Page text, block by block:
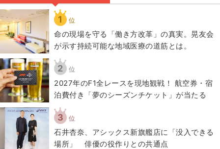
1 位
​命の現場を守る「働き方改革」の真実。晃友会
が示す持続可能な地域医療の道筋とは。
2 位
2027年のF1全レースを現地観戦！ 航空券・宿
泊費付き「夢のシーズンチケット」が当たる
3 位
石井杏奈、アシックス新旗艦店に「没入できる
場所」 俳優の役作りとの共通点